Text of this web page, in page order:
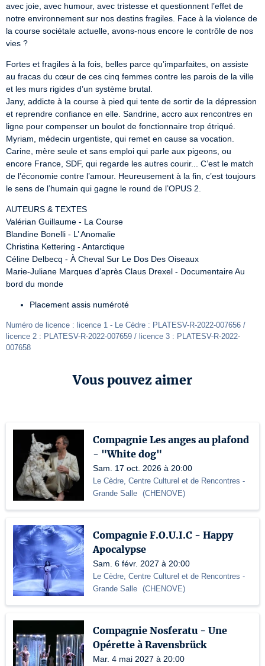
avec joie, avec humour, avec tristesse et questionnent l’effet de
notre environnement sur nos destins fragiles. Face à la violence de
la course sociétale actuelle, avons-nous encore le contrôle de nos
vies ?
Fortes et fragiles à la fois, belles parce qu’imparfaites, on assiste
au fracas du cœur de ces cinq femmes contre les parois de la ville
et les murs rigides d’un système brutal.
Jany, addicte à la course à pied qui tente de sortir de la dépression
et reprendre confiance en elle. Sandrine, accro aux rencontres en
ligne pour compenser un boulot de fonctionnaire trop étriqué.
Myriam, médecin urgentiste, qui remet en cause sa vocation.
Carine, mère seule et sans emploi qui parle aux pigeons, ou
encore France, SDF, qui regarde les autres courir... C’est le match
de l’économie contre l’amour. Heureusement à la fin, c’est toujours
le sens de l’humain qui gagne le round de l’OPUS 2.
AUTEURS & TEXTES
Valérian Guillaume - La Course
Blandine Bonelli - L’ Anomalie
Christina Kettering - Antarctique
Céline Delbecq - À Cheval Sur Le Dos Des Oiseaux
Marie-Juliane Marques d’après Claus Drexel - Documentaire Au
bord du monde
Placement assis numéroté
Numéro de licence : licence 1 - Le Cèdre : PLATESV-R-2022-007656 /
licence 2 : PLATESV-R-2022-007659 / licence 3 : PLATESV-R-2022-
007658
Vous pouvez aimer
Compagnie Les anges au plafond
- "White dog"
Sam. 17 oct. 2026 à 20:00
Le Cèdre, Centre Culturel et de Rencontres -
Grande Salle (CHENOVE)
Compagnie F.O.U.I.C - Happy
Apocalypse
Sam. 6 févr. 2027 à 20:00
Le Cèdre, Centre Culturel et de Rencontres -
Grande Salle (CHENOVE)
Compagnie Nosferatu - Une
Opérette à Ravensbrück
Mar. 4 mai 2027 à 20:00